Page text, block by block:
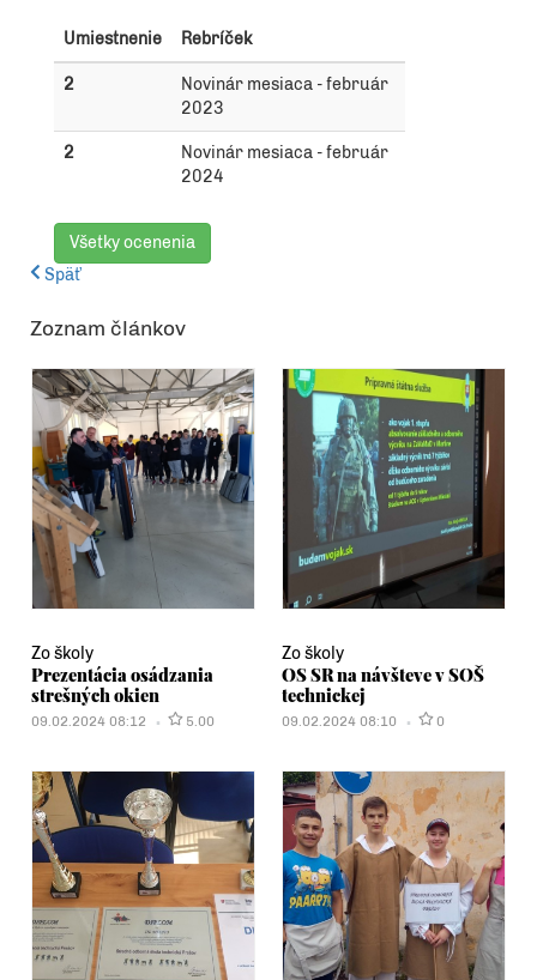
Umiestnenie Rebríček
2
Novinár mesiaca - február
2023
2
Novinár mesiaca - február
2024
Všetky ocenenia
Späť
Zoznam článkov
Zo školy
Prezentácia osádzania
strešných okien
09.02.2024 08:12 5.00
Zo školy
OS SR na návšteve v SOŠ
technickej
09.02.2024 08:10 0